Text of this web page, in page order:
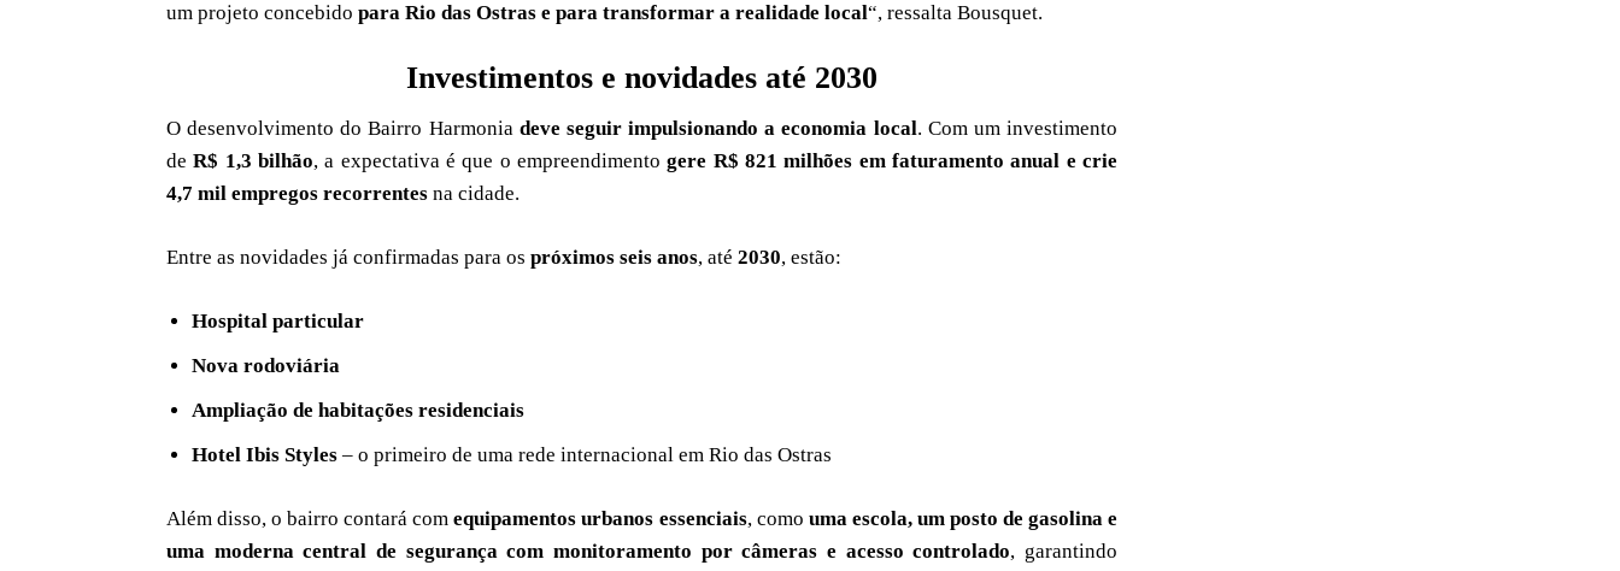
um projeto concebido para Rio das Ostras e para transformar a realidade local“, ressalta Bousquet.
Investimentos e novidades até 2030
O desenvolvimento do Bairro Harmonia deve seguir impulsionando a economia local. Com um investimento
deR$ 1,3 bilhão, a expectativa é que o empreendimentogere R$ 821 milhões em faturamento anual e crie
4,7 mil empregos recorrentes na cidade.
Entre as novidades já confirmadas para os próximos seis anos, até 2030, estão:
Hospital particular
Nova rodoviária
Ampliação de habitações residenciais
Hotel Ibis Styles – o primeiro de uma rede internacional em Rio das Ostras
Além disso, o bairro contará comequipamentos urbanos essenciais, como uma escola, um posto de gasolina e
uma moderna central de segurança com monitoramento por câmeras e acesso controlado, garantindo